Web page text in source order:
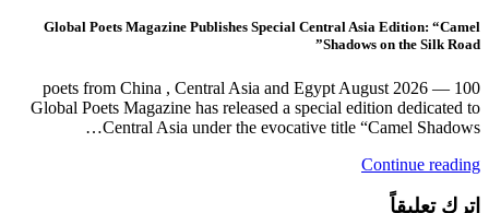
Global
100 poets
Global Poets